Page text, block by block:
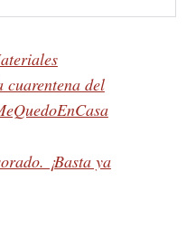
del
¡Basta ya